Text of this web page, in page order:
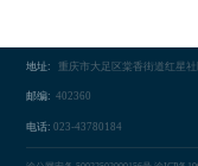
地址: 重庆市大足区棠香街道红星
邮编: 402360
电话: 023-43780184